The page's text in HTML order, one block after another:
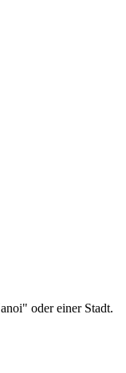
oder einer Stadt.